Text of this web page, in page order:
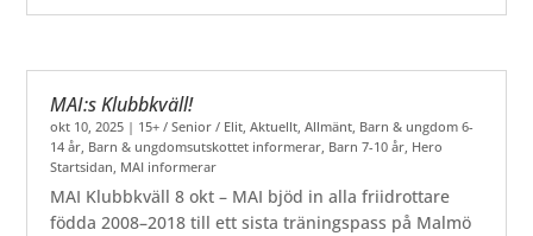
MAI:s Klubbkväll!
okt 10, 2025 | 15+ / Senior / Elit,Aktuellt,Allmänt, Barn & ungdom 6-
14 år, Barn & ungdomsutskottet informerar, Barn 7-10 år, Hero
Startsidan, MAI informerar
MAI Klubbkväll 8 okt – MAI bjöd in alla friidrottare
födda 2008–2018 till ett sista träningspass på Malmö